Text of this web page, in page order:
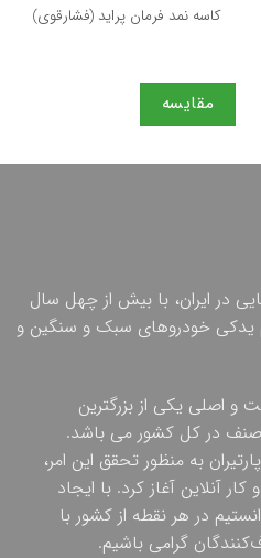
کاسه نمد فرمان پراید (فشارقوی)
مقایسه
در ایران، با بیش از چهل سال
یدکی خودروهای سبک و سنگین و
و اصلی یکی از بزرگترین
در کل کشور می باشد.
به منظور تحقق این امر،
آنلاین آغاز کرد. با ایجاد
در هر نقطه از کشور با
گرامی باشیم.